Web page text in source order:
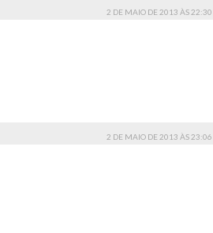
2 DE MAIO DE 2013 ÀS 22:30
2 DE MAIO DE 2013 ÀS 23:06